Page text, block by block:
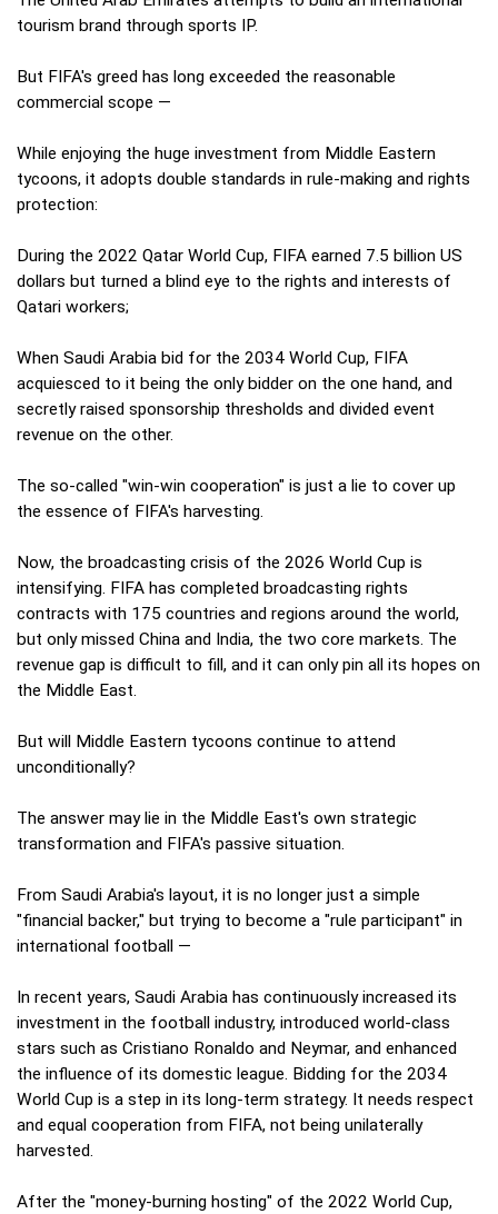
tourism brand through sports IP.
But FIFA's greed has long exceeded the reasonable
commercial scope —
While enjoying the huge investment from Middle Eastern
tycoons, it adopts double standards in rule-making and rights
protection:
During the 2022 Qatar World Cup, FIFA earned 7.5 billion US
dollars but turned a blind eye to the rights and interests of
Qatari workers;
When Saudi Arabia bid for the 2034 World Cup, FIFA
acquiesced to it being the only bidder on the one hand, and
secretly raised sponsorship thresholds and divided event
revenue on the other.
The so-called "win-win cooperation" is just a lie to cover up
the essence of FIFA's harvesting.
Now, the broadcasting crisis of the 2026 World Cup is
intensifying. FIFA has completed broadcasting rights
contracts with 175 countries and regions around the world,
but only missed China and India, the two core markets. The
revenue gap is difficult to fill, and it can only pin all its hopes on
the Middle East.
But will Middle Eastern tycoons continue to attend
unconditionally?
The answer may lie in the Middle East's own strategic
transformation and FIFA's passive situation.
From Saudi Arabia's layout, it is no longer just a simple
"financial backer," but trying to become a "rule participant" in
international football —
In recent years, Saudi Arabia has continuously increased its
investment in the football industry, introduced world-class
stars such as Cristiano Ronaldo and Neymar, and enhanced
the influence of its domestic league. Bidding for the 2034
World Cup is a step in its long-term strategy. It needs respect
and equal cooperation from FIFA, not being unilaterally
harvested.
After the "money-burning hosting" of the 2022 World Cup,